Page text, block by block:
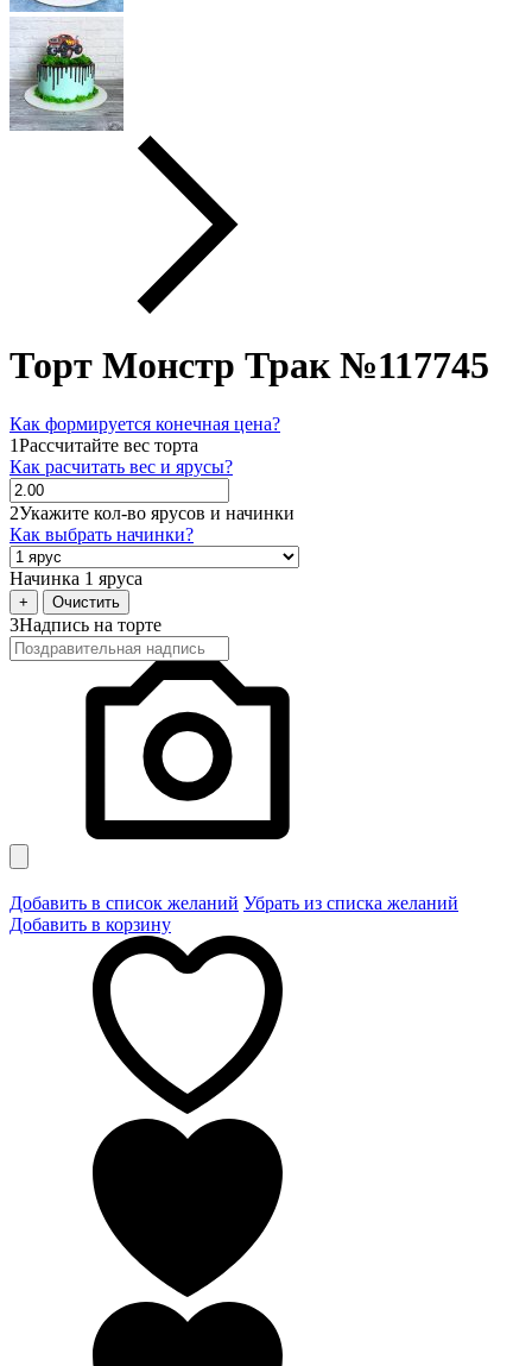
Торт Монстр Трак №117745
Как формируется конечная цена?
1Рассчитайте вес торта
Как расчитать вес и ярусы?
2Укажите кол-во ярусов и начинки
Как выбрать начинки?
Начинка 1 яруса
+ Очистить
3Надпись на торте
Добавить в список желаний Убрать из списка желаний
Добавить в корзину